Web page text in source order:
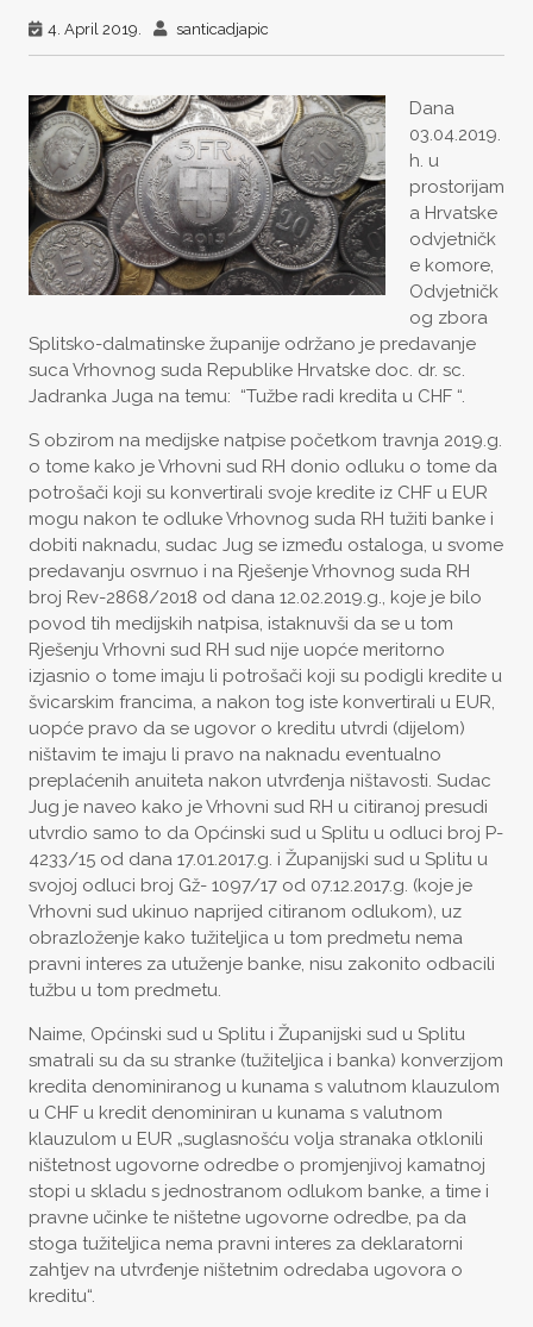
4. April 2019. santicadjapic
Dana
03.04.2019.
h. u
prostorijam
a Hrvatske
odvjetničk
e komore,
Odvjetničk
og zbora
Splitsko-dalmatinske županije održano je predavanje
suca Vrhovnog suda Republike Hrvatske doc. dr. sc.
Jadranka Juga na temu: “Tužbe radi kredita u CHF “.
S obzirom na medijske natpise početkom travnja 2019.g.
o tome kako je Vrhovni sud RH donio odluku o tome da
potrošači koji su konvertirali svoje kredite iz CHF u EUR
mogu nakon te odluke Vrhovnog suda RH tužiti banke i
dobiti naknadu, sudac Jug se između ostaloga, u svome
predavanju osvrnuo i na Rješenje Vrhovnog suda RH
broj Rev-2868/2018 od dana 12.02.2019.g., koje je bilo
povod tih medijskih natpisa, istaknuvši da se u tom
Rješenju Vrhovni sud RH sud nije uopće meritorno
izjasnio o tome imaju li potrošači koji su podigli kredite u
švicarskim francima, a nakon tog iste konvertirali u EUR,
uopće pravo da se ugovor o kreditu utvrdi (dijelom)
ništavim te imaju li pravo na naknadu eventualno
preplaćenih anuiteta nakon utvrđenja ništavosti. Sudac
Jug je naveo kako je Vrhovni sud RH u citiranoj presudi
utvrdio samo to da Općinski sud u Splitu u odluci broj P-
4233/15 od dana 17.01.2017.g. i Županijski sud u Splitu u
svojoj odluci broj Gž- 1097/17 od 07.12.2017.g. (koje je
Vrhovni sud ukinuo naprijed citiranom odlukom), uz
obrazloženje kako tužiteljica u tom predmetu nema
pravni interes za utuženje banke, nisu zakonito odbacili
tužbu u tom predmetu.
Naime, Općinski sud u Splitu i Županijski sud u Splitu
smatrali su da su stranke (tužiteljica i banka) konverzijom
kredita denominiranog u kunama s valutnom klauzulom
u CHF u kredit denominiran u kunama s valutnom
klauzulom u EUR „suglasnošću volja stranaka otklonili
ništetnost ugovorne odredbe o promjenjivoj kamatnoj
stopi u skladu s jednostranom odlukom banke, a time i
pravne učinke te ništetne ugovorne odredbe, pa da
stoga tužiteljica nema pravni interes za deklaratorni
zahtjev na utvrđenje ništetnim odredaba ugovora o
kreditu“.